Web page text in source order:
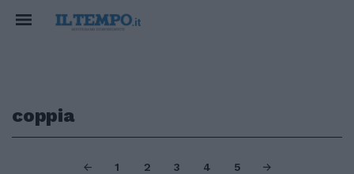
coppia
1 2 3 4 5